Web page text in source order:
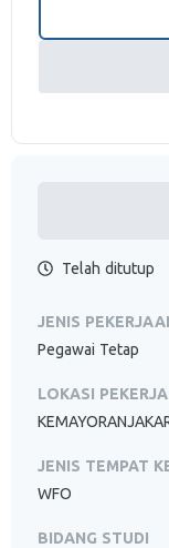
Telah ditutup
JENIS
Pegawai Tetap
LOKASI
JENIS TEMPAT
WFO
BIDANG STUDI